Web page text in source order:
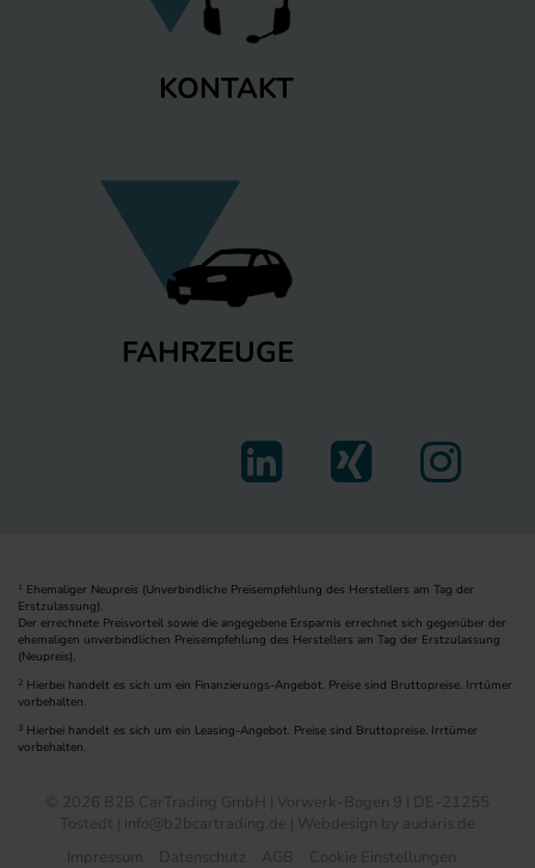
KONTAKT
FAHRZEUGE
1
Ehemaliger Neupreis (Unverbindliche Preisempfehlung des Herstellers am Tag der
Erstzulassung).
Der errechnete Preisvorteil sowie die angegebene Ersparnis errechnet sich gegenüber der
ehemaligen unverbindlichen Preisempfehlung des Herstellers am Tag der Erstzulassung
(Neupreis).
2 Hierbei handelt es sich um ein Finanzierungs-Angebot. Preise sind Bruttopreise. Irrtümer
vorbehalten.
3 Hierbei handelt es sich um ein Leasing-Angebot. Preise sind Bruttopreise. Irrtümer
vorbehalten.
© 2026 B2B CarTrading GmbH | Vorwerk-Bogen 9 | DE-21255
Tostedt | info@b2bcartrading.de | Webdesign by audaris.de
Impressum
Datenschutz AGB Cookie Einstellungen